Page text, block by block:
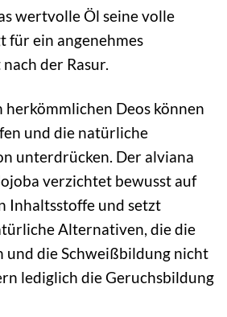
wertvolle Öl seine volle
für ein angenehmes
der Rasur.
herkömmlichen Deos können
und die natürliche
unterdrücken. Der alviana
verzichtet bewusst auf
Inhaltsstoffe und setzt
Alternativen, die die
und die Schweißbildung nicht
lediglich die Geruchsbildung